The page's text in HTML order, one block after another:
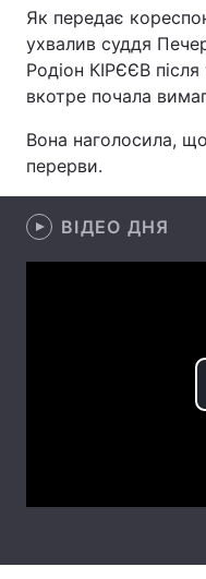
Економіка
Спорт
Зброя
Здоров'я
Цікавинки
Контакти
Як передає
ухвалив суддя
Родіон КІРЄЄВ
вкотре почала
Вона наголосила,
перерви.
ВІДЕО ДНЯ